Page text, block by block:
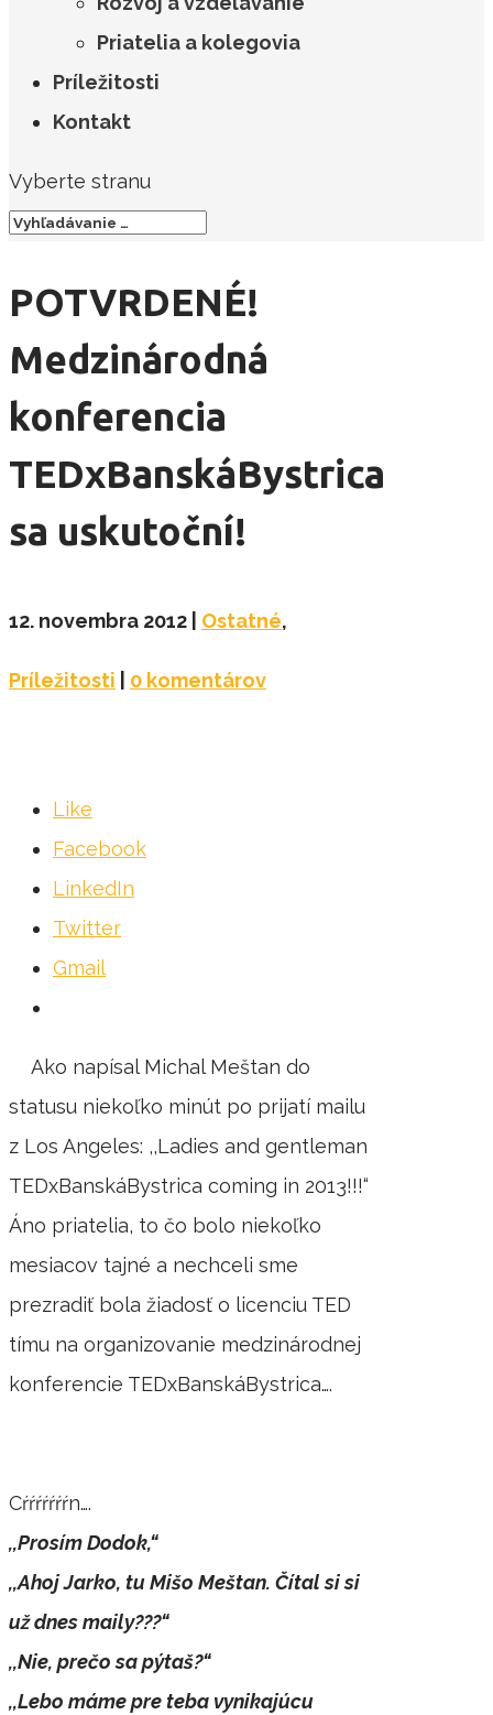
Priatelia a kolegovia
Príležitosti
Kontakt
Vyberte stranu
POTVRDENÉ!
Medzinárodná
konferencia
TEDxBanskáBystrica
sa uskutoční!
12. novembra 2012 Ostatné,
Príležitosti 0 komentárov
Like
Facebook
LinkedIn
Twitter
Gmail
Ako napísal Michal Meštan do
statusu niekoľko minút po prijatí mailu
z Los Angeles: ,,Ladies and gentleman
TEDxBanskáBystrica coming in 2013!!!“
Áno priatelia, to čo bolo niekoľko
mesiacov tajné a nechceli sme
prezradiť bola žiadosť o licenciu TED
tímu na organizovanie medzinárodnej
konferencie TEDxBanskáBystrica….
Cŕŕŕŕŕŕŕn….
,,Prosím Dodok,“
,,Ahoj Jarko, tu Mišo Meštan. Čítal si si
už dnes maily???“
,,Nie, prečo sa pýtaš?“
,,Lebo máme pre teba vynikajúcu